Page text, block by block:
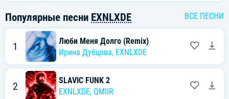
Популярные песни EXNLXDE ВСЕ ПЕСНИ
1
Люби Меня Долго (Remix)
Ирина Дубцова, EXNLXDE
2
SLAVIC FUNK 2
EXNLXDE, QMIIR